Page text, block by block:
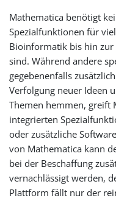
Mathematica benötigt
Spezialfunktionen für
Bioinformatik bis hin zur
sind. Während andere
gegebenenfalls
Verfolgung neuer Ideen
Themen hemmen, greift
integrierten
oder zusätzliche
von Mathematica kann
bei der Beschaffung
vernachlässigt werden,
Plattform fällt nur der